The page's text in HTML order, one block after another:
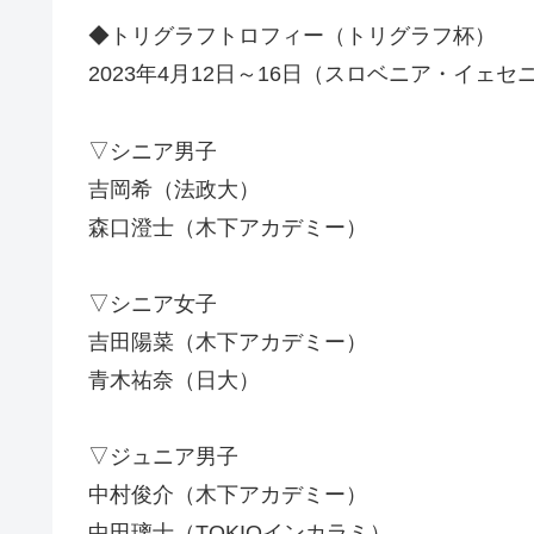
◆トリグラフトロフィー（トリグラフ杯）
2023年4月12日～16日（スロベニア・イェセ
▽シニア男子
吉岡希（法政大）
森口澄士（木下アカデミー）
▽シニア女子
吉田陽菜（木下アカデミー）
青木祐奈（日大）
▽ジュニア男子
中村俊介（木下アカデミー）